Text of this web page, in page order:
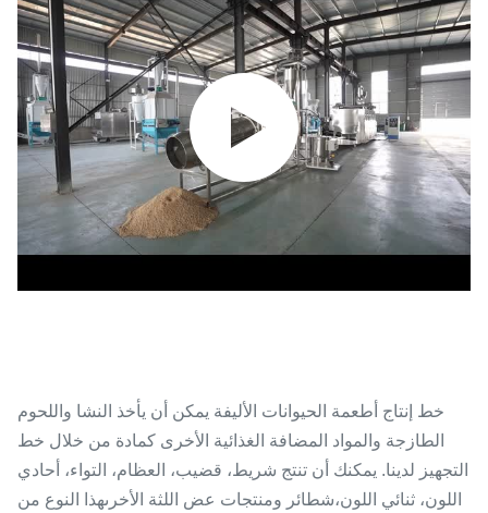
خط إنتاج أطعمة الحيوانات الأليفة يمكن أن يأخذ النشا واللحوم
الطازجة والمواد المضافة الغذائية الأخرى كمادة من خلال خط
التجهيز لدينا. يمكنك أن تنتج شريط، قضيب، العظام، التواء، أحادي
اللون، ثنائي اللون،شطائر ومنتجات عض اللثة الأخرىهذا النوع من